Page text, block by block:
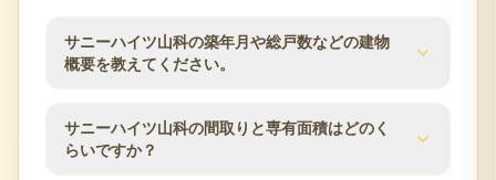
サニーハイツ山科の築年月や総戸数などの建物
概要を教えてください。
サニーハイツ山科の建物概要は次のとおりです。築
年月は1979年10月、総戸数は47戸、建物は10階建、
サニーハイツ山科の間取りと専有面積はどのく
らいですか？